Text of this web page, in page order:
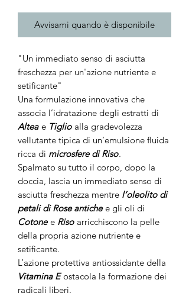
Avvisami quando è disponibile
"Un immediato senso di asciutta
freschezza per un'azione nutriente e
setificante"
Una formulazione innovativa che
associa l’idratazione degli estratti di
Altea e Tiglio alla gradevolezza
vellutante tipica di un’emulsione fluida
ricca di microsfere di Riso.
Spalmato su tutto il corpo, dopo la
doccia, lascia un immediato senso di
asciutta freschezza mentre l’oleolito di
petali di Rose antichee gli oli di
Cotonee Riso arricchiscono la pelle
della propria azione nutriente e
setificante.
L’azione protettiva antiossidante della
Vitamina Eostacola la formazione dei
radicali liberi.